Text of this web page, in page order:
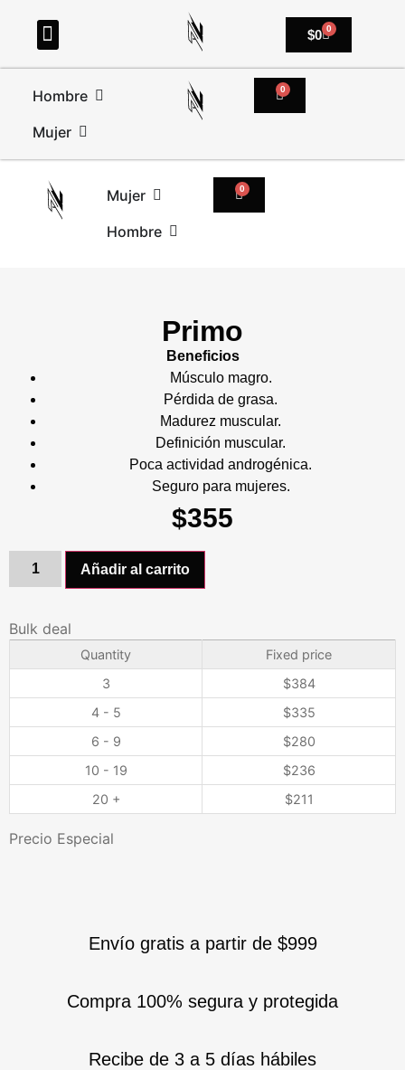
$0 0
Hombre
Mujer
0
Mujer
Hombre
0
Primo
Beneficios
Músculo magro.
Pérdida de grasa.
Madurez muscular.
Definición muscular.
Poca actividad androgénica.
Seguro para mujeres.
$355
Añadir al carrito
Bulk deal
Quantity
Fixed price
3
$384
4 - 5
$335
6 - 9
$280
10 - 19
$236
20 +
$211
Precio Especial
Envío gratis a partir de $999
Compra 100% segura y protegida
Recibe de 3 a 5 días hábiles